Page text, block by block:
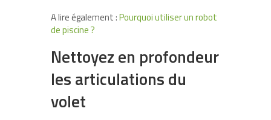
A lire également :Pourquoi utiliser un robot
de piscine ?
Nettoyez en profondeur
les articulations du
volet